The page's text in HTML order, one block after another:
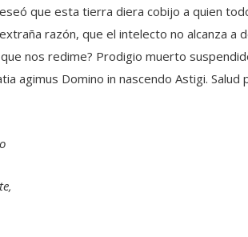
que esta tierra diera cobijo a quien
razón, que el intelecto no alcanza a
nos redime? Prodigio muerto
agimus Domino in nascendo Astigi. Salud